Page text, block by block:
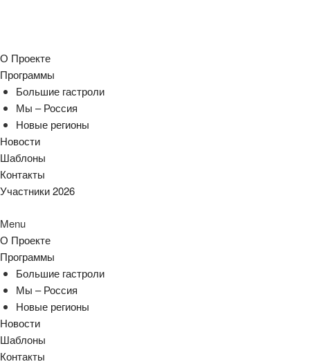
О Проекте
Программы
Большие гастроли
Мы – Россия
Новые регионы
Новости
Шаблоны
Контакты
Участники 2026
Menu
О Проекте
Программы
Большие гастроли
Мы – Россия
Новые регионы
Новости
Шаблоны
Контакты